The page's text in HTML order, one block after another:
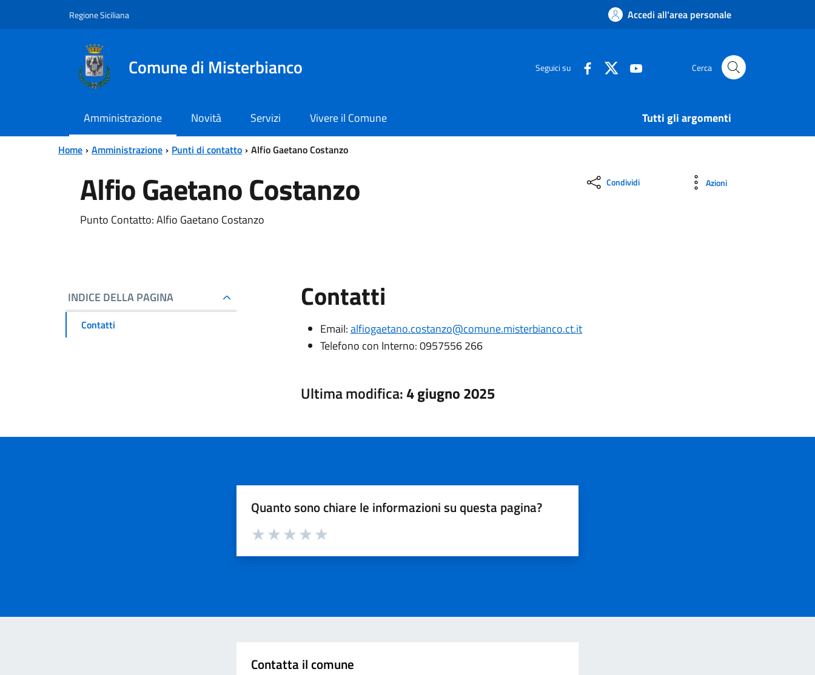
Regione Siciliana Accedi all'area personale
Comune di Misterbianco Seguici su Cerca
Amministrazione Novità Servizi Vivere il Comune Tutti gli argomenti
Home Amministrazione Punti di contatto Alfio Gaetano Costanzo
Alfio Gaetano Costanzo
Punto Contatto: Alfio Gaetano Costanzo
Condividi Azioni
INDICE DELLA PAGINA
Contatti
Contatti
Email:alfiogaetano.costanzo@comune.misterbianco.ct.it
Telefono con Interno:0957556 266
Ultima modifica:4 giugno 2025
Quanto sono chiare le informazioni su questa pagina?
Contatta il comune